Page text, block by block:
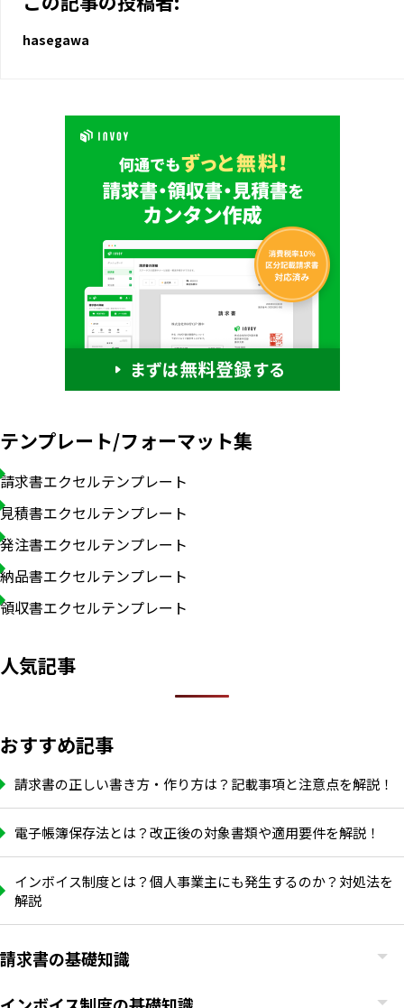
hasegawa
テンプレート/フォーマット集
請求書エクセルテンプレート
見積書エクセルテンプレート
発注書エクセルテンプレート
納品書エクセルテンプレート
領収書エクセルテンプレート
人気記事
おすすめ記事
請求書の正しい書き方・作り方は？記載事項と注意点を解説！
電子帳簿保存法とは？改正後の対象書類や適用要件を解説！
インボイス制度とは？個人事業主にも発生するのか？対処法を
解説
請求書の基礎知識